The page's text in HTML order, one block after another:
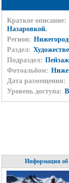
Краткое описание:
Назаровкой.
Регион:
Раздел:
Подраздел:
Фотоальбом:
Дата размещения:
Уровень доступа:
Информация об